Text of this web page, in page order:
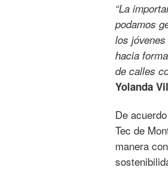
“La
podamos
los
hacia
de calles
Yolanda
De
Tec de
manera